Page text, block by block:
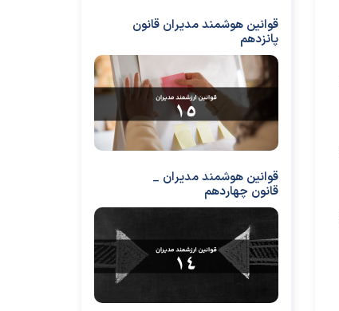
قوانین هوشمند مدیران قانون
پانزدهم
قوانین هوشمند مدیران _
قانون چهاردهم